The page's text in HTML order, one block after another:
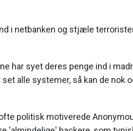
i netbanken og stjæle
har syet deres penge ind i
alle systemer, så kan de nok
politisk motiverede